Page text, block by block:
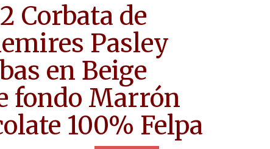
Corbata de
Pasley
en Beige
fondo Marrón
100% Felpa